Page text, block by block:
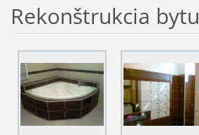
Rekonštrukcia bytu